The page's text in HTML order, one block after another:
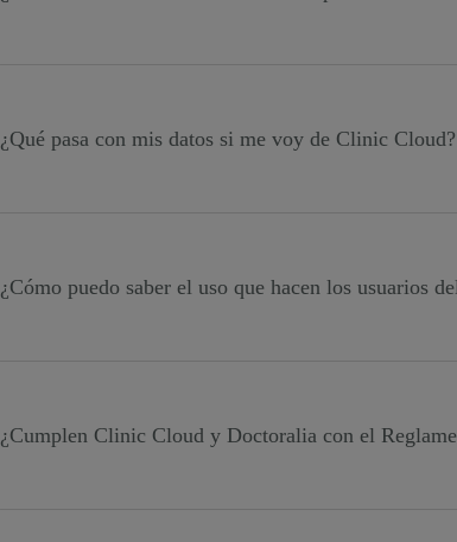
¿Qué pasa con mis datos si me voy de Clinic Cloud?
¿Cómo puedo saber el uso que hacen los usuarios
¿Cumplen Clinic Cloud y Doctoralia con el